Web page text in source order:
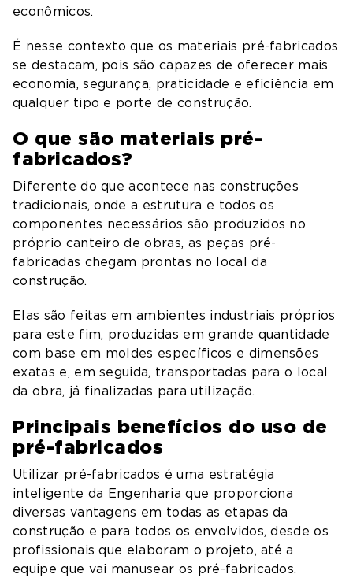
econômicos.
É nesse contexto que os materiais pré-fabricados
se destacam, pois são capazes de oferecer mais
economia, segurança, praticidade e eficiência em
qualquer tipo e porte de construção.
O que são materiais pré-
fabricados?
Diferente do que acontece nas construções
tradicionais, onde a estrutura e todos os
componentes necessários são produzidos no
próprio canteiro de obras, as peças pré-
fabricadas chegam prontas no local da
construção.
Elas são feitas em ambientes industriais próprios
para este fim, produzidas em grande quantidade
com base em moldes específicos e dimensões
exatas e, em seguida, transportadas para o local
da obra, já finalizadas para utilização.
Principais benefícios do uso de
pré-fabricados
Utilizar pré-fabricados é uma estratégia
inteligente da Engenharia que proporciona
diversas vantagens em todas as etapas da
construção e para todos os envolvidos, desde os
profissionais que elaboram o projeto, até a
equipe que vai manusear os pré-fabricados.